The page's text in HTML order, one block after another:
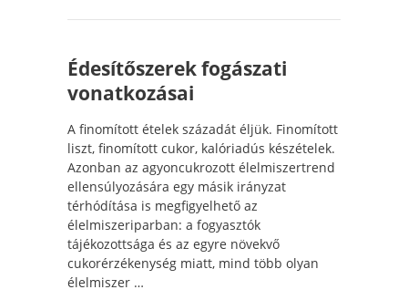
Édesítőszerek fogászati
vonatkozásai
A finomított ételek századát éljük. Finomított
liszt, finomított cukor, kalóriadús készételek.
Azonban az agyoncukrozott élelmiszertrend
ellensúlyozására egy másik irányzat
térhódítása is megfigyelhető az
élelmiszeriparban: a fogyasztók
tájékozottsága és az egyre növekvő
cukorérzékenység miatt, mind több olyan
élelmiszer …